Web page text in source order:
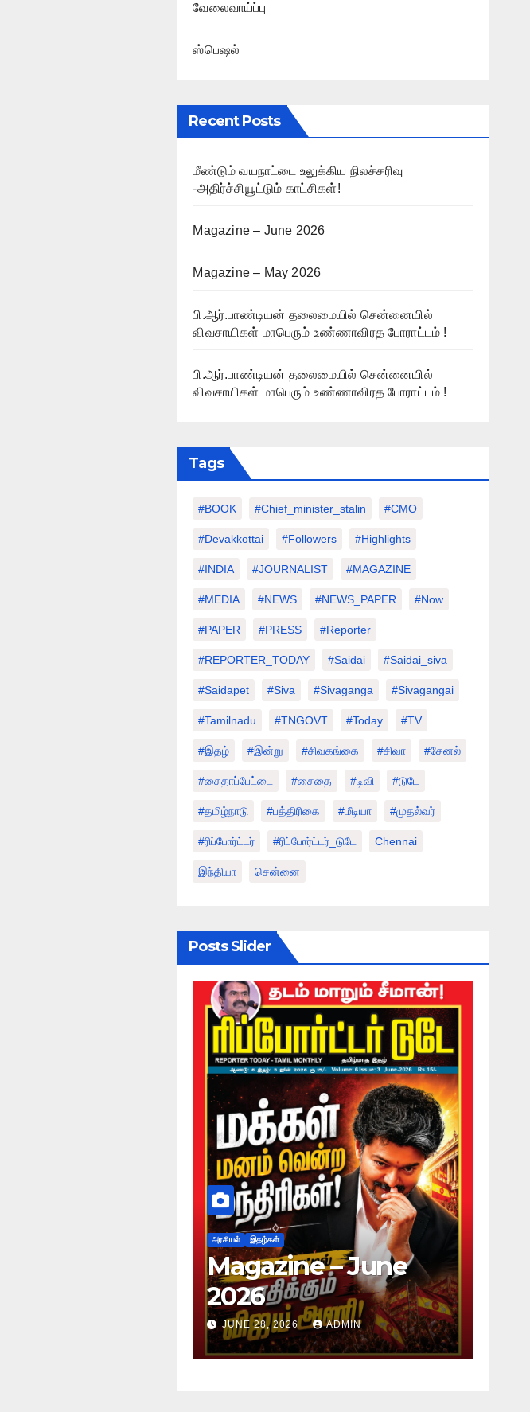
வேலைவாய்ப்பு
ஸ்பெஷல்
Recent Posts
மீண்டும் வயநாட்டை உலுக்கிய நிலச்சரிவு
-அதிர்ச்சியூட்டும் காட்சிகள்!
Magazine – June 2026
Magazine – May 2026
பி.ஆர்.பாண்டியன் தலைமையில் சென்னையில்
விவசாயிகள் மாபெரும் உண்ணாவிரத போராட்டம் !
பி.ஆர்.பாண்டியன் தலைமையில் சென்னையில்
விவசாயிகள் மாபெரும் உண்ணாவிரத போராட்டம் !
Tags
#BOOK #chief_minister_stalin #CMO
#devakkottai #followers #highlights
#INDIA #JOURNALIST #MAGAZINE
#MEDIA #NEWS #NEWS_PAPER #Now
#PAPER #PRESS #Reporter
#REPORTER_TODAY #saidai #saidai_siva
#saidapet #Siva #Sivaganga #sivagangai
#tamilnadu #TNGOVT #today #TV
#இதழ் #இன்று #சிவகங்கை #சிவா #சேனல்
#சைதாப்பேட்டை #சைதை #டிவி #டுடே
#தமிழ்நாடு #பத்திரிகை #மீடியா #முதல்வர்
#ரிப்போர்ட்டர் #ரிப்போர்ட்டர்_டுடே Chennai
இந்தியா சென்னை
Posts Slider
அரசியல் இதழ்கள்
Magazine – June
2026
JUNE 28, 2026 ADMIN